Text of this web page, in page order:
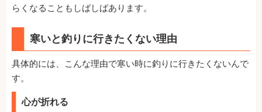
らくなることもしばしばあります。
寒いと釣りに行きたくない理由
具体的には、こんな理由で寒い時に釣りに行きたくないんで
す。
心が折れる